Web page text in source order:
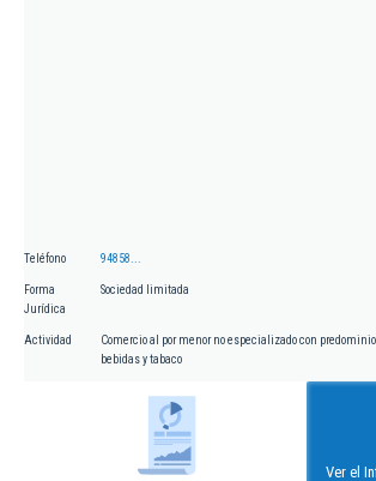
Teléfono 94858...
Forma
Jurídica
Sociedad limitada
Actividad
Comercio al por menor no especializado con
bebidas y tabaco
Ver el